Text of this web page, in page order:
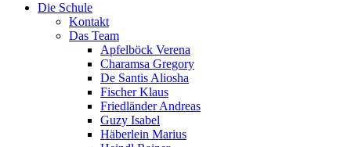
Die Schule
Kontakt
Das Team
Apfelböck Verena
Charamsa Gregory
De Santis Aliosha
Fischer Klaus
Friedländer Andreas
Guzy Isabel
Häberlein Marius